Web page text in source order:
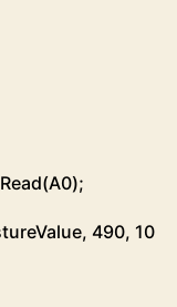
(A0);
, 490, 1023